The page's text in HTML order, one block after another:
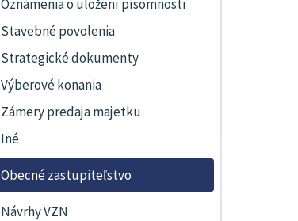
Oznámenia o uložení písomnosti
Stavebné povolenia
Strategické dokumenty
Výberové konania
Zámery predaja majetku
Iné
Obecné zastupiteľstvo
Návrhy VZN